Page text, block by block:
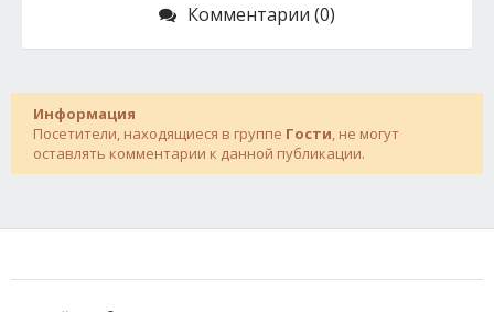
Комментарии (0)
Информация
Посетители, находящиеся в группе Гости, не могут
оставлять комментарии к данной публикации.